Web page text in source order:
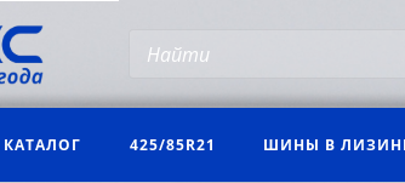
КАТАЛОГ 425/85R21 ШИНЫ В